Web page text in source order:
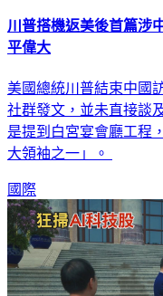
川普搭機返美後首篇涉
平偉大
美國總統川普結束中國
社群發文，並未直接談
是提到白宮宴會廳工程
大領袖之一」。
國際